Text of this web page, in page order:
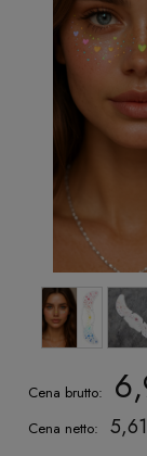
Cena brutto:
Cena netto: